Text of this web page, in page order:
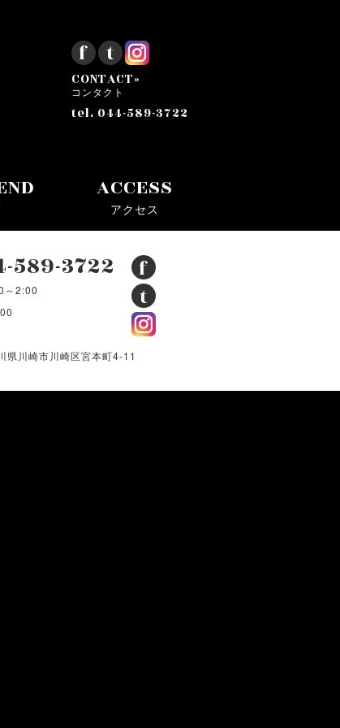
f t
CONTACT»
コンタクト
tel. 044-589-3722
ACCESS
アクセス
f
t
3722
～2:00
川崎市川崎区宮本町4-11